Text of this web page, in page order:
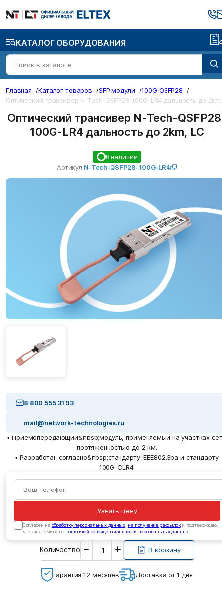
КАТАЛОГ ОБОРУДОВАНИЯ
Главная /Каталог товаров /SFP модули /100G QSFP28 /
ический
Оптический трансивер N-Tech-
100G-LR4 дальность до 2km, LC
В наличии
Артикул:N-Tech-QSFP28-100G-LR4
8 800 555 31 93
mail@network-technologies.ru
• Приемопередающий&nbsp;модуль, применяемый на участках
протяженностью до 2 км.
• Разработан согласно&nbsp;стандарту IEEE802.3ba и стандарту
100G-CLR4.
Узнать цену
Cогласен на обработку персональных данных, на получение рассылоки подтверждаю,
что ознакомился с Политикой конфиденциальности персональных данных
Количество
Введите
необходимое
количество
В корзину
Гарантия 12 месяцев Доставка от 1 дня